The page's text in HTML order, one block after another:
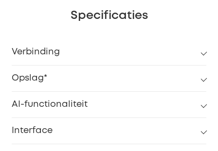
Specificaties
Verbinding
Opslag*
AI-functionaliteit
Interface